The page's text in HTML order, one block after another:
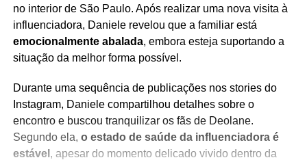
no interior de São Paulo. Após realizar uma nova visita à
influenciadora, Daniele revelou que a familiar está
emocionalmente abalada, embora esteja suportando a
situação da melhor forma possível.
Durante uma sequência de publicações nos stories do
Instagram, Daniele compartilhou detalhes sobre o
encontro e buscou tranquilizar os fãs de Deolane.
Segundo ela, o estado de saúde da influenciadora é
estável, apesar do momento delicado vivido dentro da